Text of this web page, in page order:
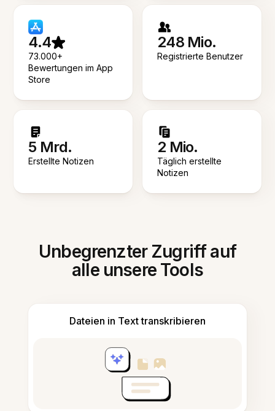
4.4
73.000+
Bewertungen im App
Store
248 Mio.
Registrierte Benutzer
5 Mrd.
Erstellte Notizen
2 Mio.
Täglich erstellte
Notizen
Unbegrenzter Zugriff auf
alle unsere Tools
Dateien in Text transkribieren